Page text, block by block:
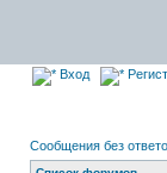
Вход
Сообщения без